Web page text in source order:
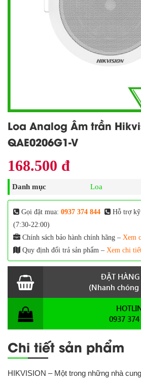
Loa Analog Âm trần
QAE0206G1-V
168.500 đ
Danh mục Loa
Gọi đặt mua: 0937 374 844 Hỗ trợ
(7:30-22:00)
Chính sách bảo hành chính hãng – Xem
Quy định đổi trả sản phẩm – Xem chi
ĐẶT HÀNG
(Nhanh chóng
0937
Chi tiết sản phẩm
HIKVISION – Một trong những nhà